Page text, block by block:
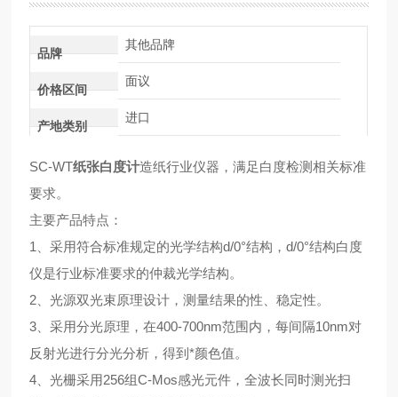
品牌
其他品牌
价格区间
面议
产地类别
进口
SC-WT纸张白度计造纸行业仪器，满足白度检测相关标准
要求。
主要产品特点：
1、采用符合标准规定的光学结构d/0°结构，d/0°结构白度
仪是行业标准要求的仲裁光学结构。
2、光源双光束原理设计，测量结果的性、稳定性。
3、采用分光原理，在400-700nm范围内，每间隔10nm对
反射光进行分光分析，得到*颜色值。
4、光栅采用256组C-Mos感光元件，全波长同时测光扫